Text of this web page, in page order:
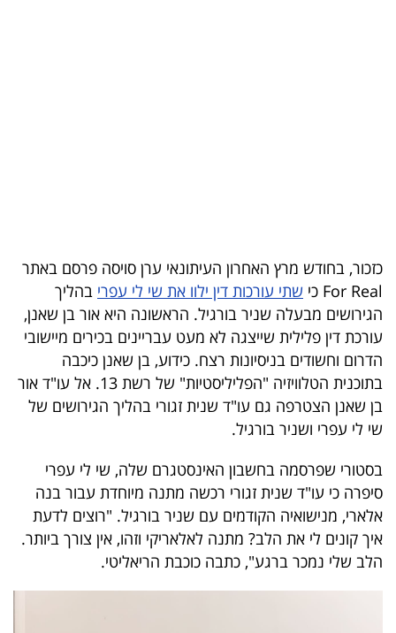
הכלכלי
פודקאסט
40
UNDER
40
שיתופי
פעולה
כזכור, בחודש מרץ האחרון העיתונאי ערן סויסה פרסם באתר
For Real כי
שתי עורכות דין ילוו את שי לי עפרי בהליך
הגירושים מבעלה שניר בורגיל. הראשונה היא אור בן שאנן,
עורכת דין פלילית שייצגה לא מעט עבריינים בכירים מיישובי
הדרום וחשודים בניסיונות רצח. כידוע, בן שאנן כיכבה
בתוכנית הטלוויזיה "הפליליסטיות" של רשת 13. אל עו"ד אור
בן שאנן הצטרפה גם עו"ד שנית זגורי בהליך הגירושים של
שי לי עפרי ושניר בורגיל.
בסטורי שפרסמה בחשבון האינסטגרם שלה, שי לי עפרי
סיפרה כי עו"ד שנית זגורי רכשה מתנה מיוחדת עבור בנה
אלארי, מנישואיה הקודמים עם שניר בורגיל. "רוצים לדעת
איך קונים לי את הלב? מתנה לאלאריקי וזהו, אין צורך ביותר.
הלב שלי נמכר ברגע", כתבה כוכבת הריאליטי.